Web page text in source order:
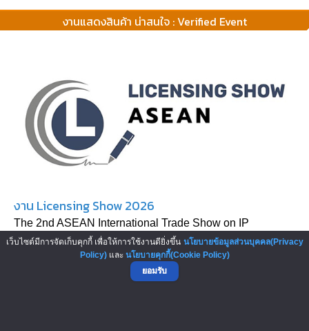
งานแสดงสินค้า น่าสนใจ : Verified Event
งาน Licensing Show 2026
The 2nd ASEAN International Trade Show on IP
Products: Characters, Animations, E...
เว็บไซต์มีการจัดเก็บคุกกี้ เพื่อให้การใช้งานดียิ่งขึ้น นโยบายข้อมูลส่วนบุคคล(Privacy
Policy)และ นโยบายคุกกี้(Cookie Policy)
ยอมรับ